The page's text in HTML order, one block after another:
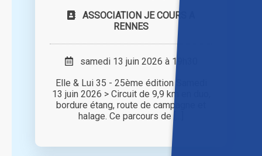
ASSOCIATION JE COURS A
RENNES
samedi 13 juin 2026 à 19h30
Elle & Lui 35 - 25ème édition Samedi
13 juin 2026 > Circuit de 9,9 km en duo,
bordure étang, route de campagne et
halage. Ce parcours de [...]